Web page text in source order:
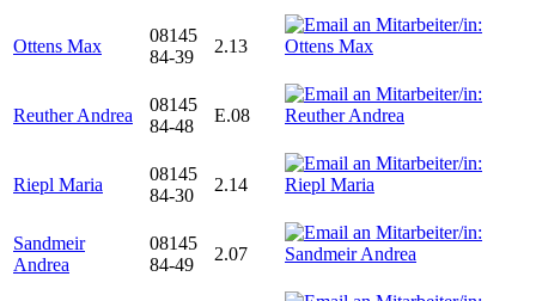
Ottens Max
08145
84-39
2.13
Reuther Andrea
08145
84-48
E.08
Riepl Maria
08145
84-30
2.14
Sandmeir
Andrea
08145
84-49
2.07